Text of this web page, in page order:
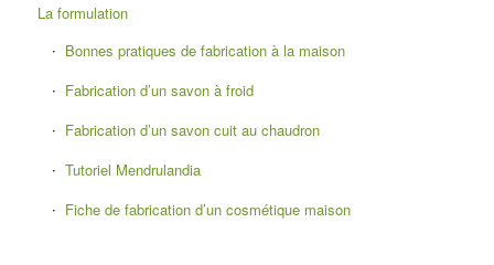
La formulation
Bonnes pratiques de fabrication à la maison
Fabrication d’un savon à froid
Fabrication d’un savon cuit au chaudron
Tutoriel Mendrulandia
Fiche de fabrication d’un cosmétique maison